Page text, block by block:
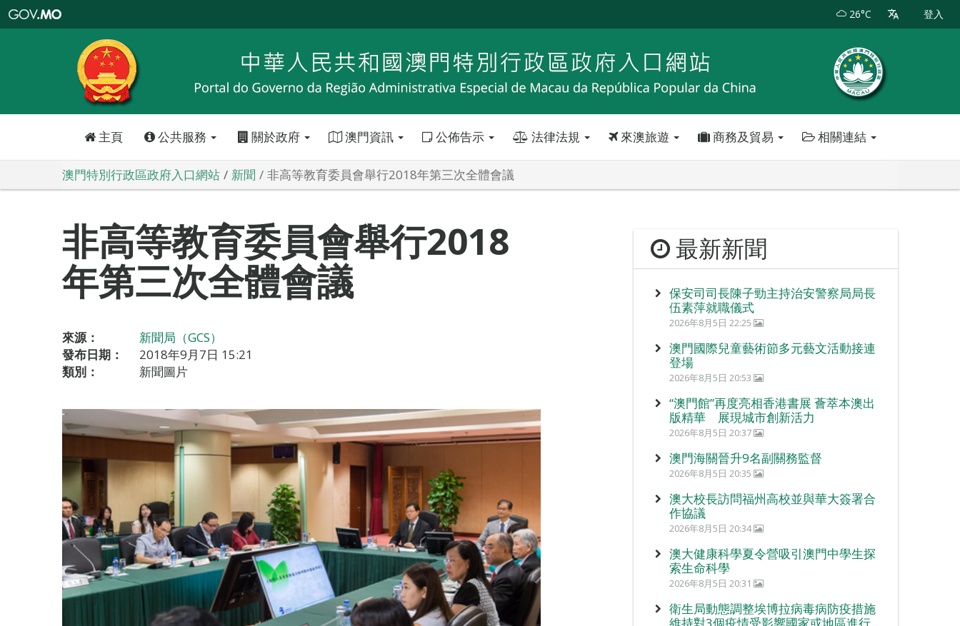
特
政
區
政
口
26°C 登入
主頁 公共服務 關於政府 澳門資訊 公佈告示 法律法規 來澳旅遊 商務及貿易 相關連結
澳門特別行政區政府入口網站 新聞 非高等教育委員會舉行2018年第三次全體會議
非高等教育委員會舉行2018
年第三次全體會議
來源：
新聞局（GCS）
發布日期：
2018年9月7日 15:21
類別：
新聞圖片
最新新聞
保安司司長陳子勁主持治安警察局局長
伍素萍就職儀式
2026年8月5日 22:25
澳門國際兒童藝術節多元藝文活動接連
登場
2026年8月5日 20:53
“澳門館”再度亮相香港書展 薈萃本澳出
版精華 展現城市創新活力
2026年8月5日 20:37
澳門海關晉升9名副關務監督
2026年8月5日 20:35
澳大校長訪問福州高校並與華大簽署合
作協議
2026年8月5日 20:34
澳大健康科學夏令營吸引澳門中學生探
索生命科學
2026年8月5日 20:31
衛生局動態調整埃博拉病毒病防疫措施